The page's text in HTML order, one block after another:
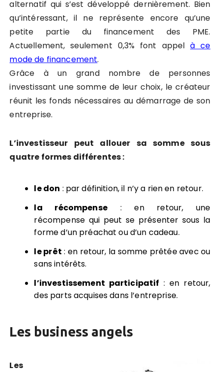
alternatif qui s’est développé dernièrement. Bien
qu’intéressant, il ne représente encore qu’une
petite partie du financement des PME.
Actuellement, seulement 0,3% font appelà ce
mode de financement.
Grâce à un grand nombre de personnes
investissant une somme de leur choix, le créateur
réunit les fonds nécessaires au démarrage de son
entreprise.
L’investisseur peut allouer sa somme sous
quatre formes différentes :
le don : par définition, il n’y a rien en retour.
la récompense: en retour, une
récompense qui peut se présenter sous la
forme d’un préachat ou d’un cadeau.
le prêt : en retour, la somme prêtée avec ou
sans intérêts.
l’investissement participatif : en retour,
des parts acquises dans l’entreprise.
Les business angels
Les